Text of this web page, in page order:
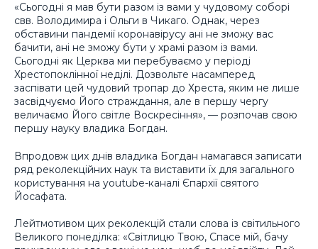
«Сьогодні я мав бути разом із вами у чудовому соборі
свв. Володимира і Ольги в Чикаго. Однак, через
обставини пандемії коронавірусу ані не зможу вас
бачити, ані не зможу бути у храмі разом із вами.
Сьогодні як Церква ми перебуваємо у періоді
Хрестопоклінної неділі. Дозвольте насамперед
заспівати цей чудовий тропар до Хреста, яким не лише
засвідчуємо Його страждання, але в першу чергу
величаємо Його світле Воскресіння», — розпочав свою
першу науку владика Богдан.
Впродовж цих днів владика Богдан намагався записати
ряд реколекційних наук та виставити їх для загального
користування на youtube-каналі Єпархії святого
Йосафата.
Лейтмотивом цих реколекцій стали слова із світильного
Великого понеділка: «Світлицю Твою, Спасе мій, бачу